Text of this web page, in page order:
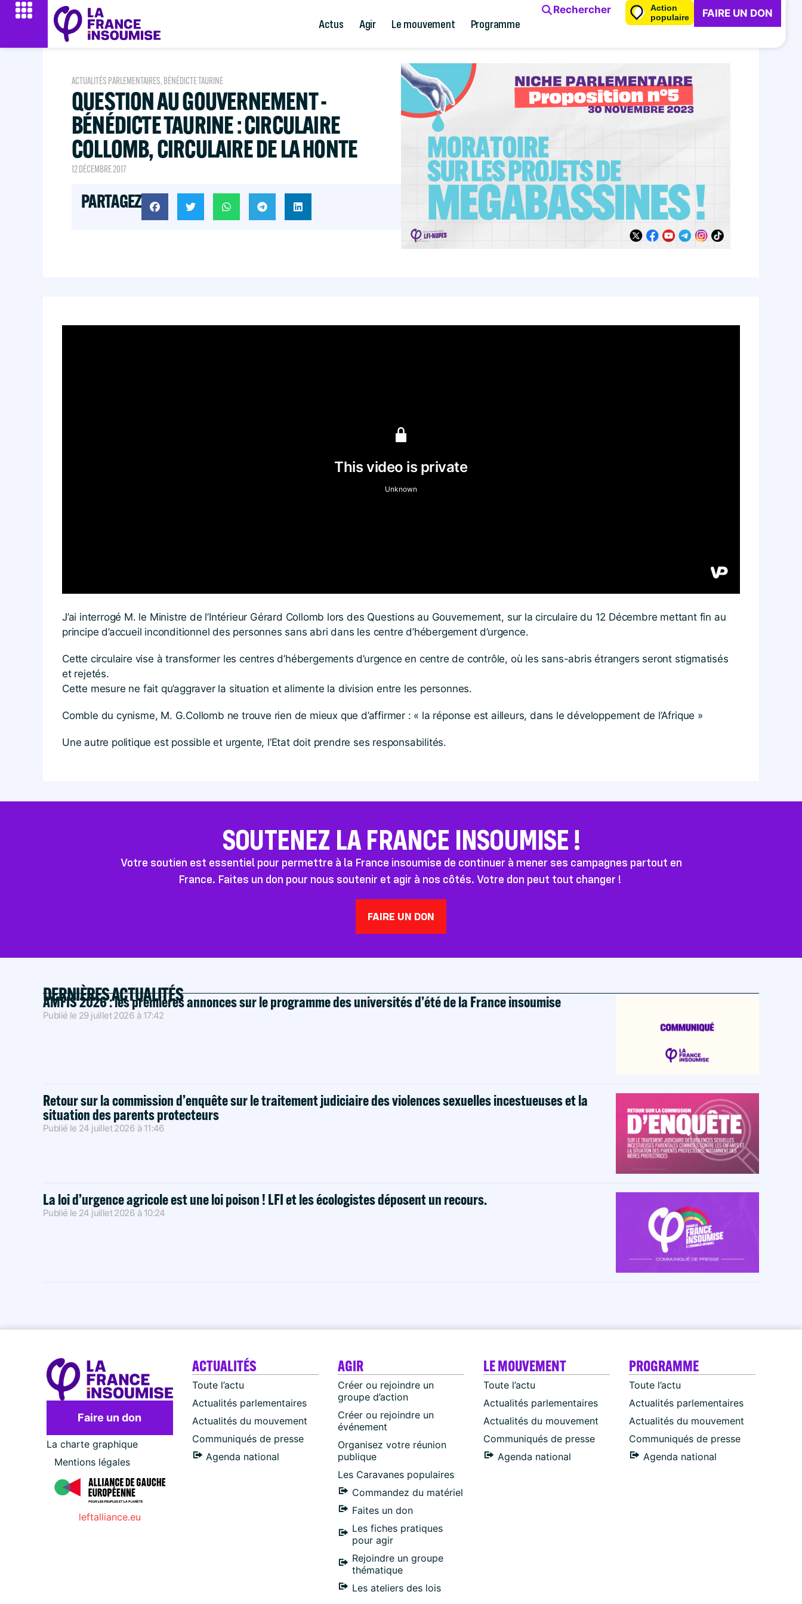
Actus Agir Le mouvement Programme
Rechercher
Action
populaire
FAIRE UN DON
ACTUALITÉS PARLEMENTAIRES, BÉNÉDICTE TAURINE
QUESTION AU GOUVERNEMENT -
BÉNÉDICTE TAURINE : CIRCULAIRE
COLLOMB, CIRCULAIRE DE LA HONTE
12 DÉCEMBRE 2017
PARTAGEZ
J’ai interrogé M. le Ministre de l’Intérieur Gérard Collomb lors des Questions au Gouvernement, sur la circulaire du 12 Décembre mettant fin au
principe d’accueil inconditionnel des personnes sans abri dans les centre d’hébergement d’urgence.
Cette circulaire vise à transformer les centres d’hébergements d’urgence en centre de contrôle, où les sans-abris étrangers seront stigmatisés
et rejetés.
Cette mesure ne fait qu’aggraver la situation et alimente la division entre les personnes.
Comble du cynisme, M. G.Collomb ne trouve rien de mieux que d’affirmer : « la réponse est ailleurs, dans le développement de l’Afrique »
Une autre politique est possible et urgente, l’Etat doit prendre ses responsabilités.
SOUTENEZ LA FRANCE INSOUMISE !
Votre soutien est essentiel pour permettre à la France insoumise de continuer à mener ses campagnes partout en
France. Faites un don pour nous soutenir et agir à nos côtés. Votre don peut tout changer !
FAIRE UN DON
DERNIÈRES ACTUALITÉS
AMFIS 2026 : les premières annonces sur le programme des universités d’été de la France insoumise
Publié le 29 juillet 2026 à 17:42
Retour sur la commission d’enquête sur le traitement judiciaire des violences sexuelles incestueuses et la
situation des parents protecteurs
Publié le 24 juillet 2026 à 11:46
La loi d’urgence agricole est une loi poison ! LFI et les écologistes déposent un recours.
Publié le 24 juillet 2026 à 10:24
Faire un don
La charte graphique
Mentions légales
leftalliance.eu
ACTUALITÉS
Toute l’actu
Actualités parlementaires
Actualités du mouvement
Communiqués de presse
Agenda national
AGIR
Créer ou rejoindre un
groupe d’action
Créer ou rejoindre un
événement
Organisez votre réunion
publique
Les Caravanes populaires
Commandez du matériel
Faites un don
Les fiches pratiques
pour agir
Rejoindre un groupe
thématique
Les ateliers des lois
LE MOUVEMENT
Toute l’actu
Actualités parlementaires
Actualités du mouvement
Communiqués de presse
Agenda national
PROGRAMME
Toute l’actu
Actualités parlementaires
Actualités du mouvement
Communiqués de presse
Agenda national